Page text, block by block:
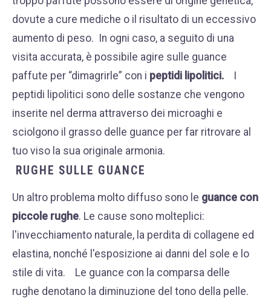
dovute a cure mediche o il risultato di un eccessivo
aumento di peso. In ogni caso, a seguito di una
visita accurata, è possibile agire sulle guance
paffute per “dimagrirle” con i peptidi lipolitici.
I
peptidi lipolitici sono delle sostanze che vengono
inserite nel derma attraverso dei microaghi e
sciolgono il grasso delle guance per far ritrovare al
tuo viso la sua originale armonia.
RUGHE SULLE GUANCE
Un altro problema molto diffuso sono le guance con
piccole rughe. Le cause sono molteplici:
l'invecchiamento naturale, la perdita di collagene ed
elastina, nonché l'esposizione ai danni del sole e lo
stile di vita.
Le guance con la comparsa delle
rughe denotano la diminuzione del tono della pelle.